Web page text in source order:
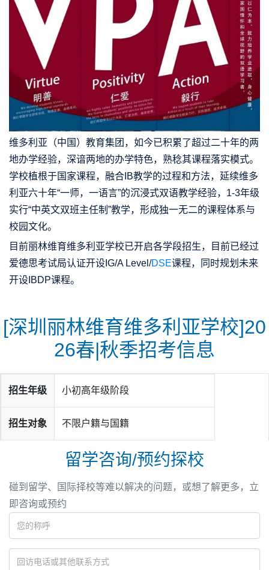
维多利亚（中国）教育集团，如今已积累了超过二十年的两
地办学经验，深谙两地的办学特色，熟稔其课程落实模式。
学校植根于国家课程，融合IB教学的过程和方法，延续维多
利亚六十年“一师，一语言”的沉浸式双语教学经验，1-3年级
实行“中英文双班主任制”教学，形成独一无二的课程体系与
校园文化。
目前丽林维育维多利亚学校已开启各学段招生，目前已经过
爱德思考试局认证开设IG/A Level/DSE课程，同时规划未来
开设IBDP课程。
届IG学子数学和中文学科得A率100%，全员达到优秀等
级；
科学学科中，部分学生已达到满分水平。
[深圳丽林维育维多利亚学校]20
26春|秋季招考信息
招生年级 小初高年级阶段
招生对象 不限户籍与国籍
留学咨询/预约探校
碰到留学、国际择校等难以解决的问题，或想了解更多，立
即咨询或预约